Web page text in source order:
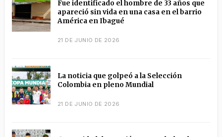
Fue identificado el hombre de 33 años que
apareció sin vida en una casa en el barrio
América en Ibagué
21 DE JUNIO DE 2026
La noticia que golpeó a la Selección
Colombia en pleno Mundial
21 DE JUNIO DE 2026